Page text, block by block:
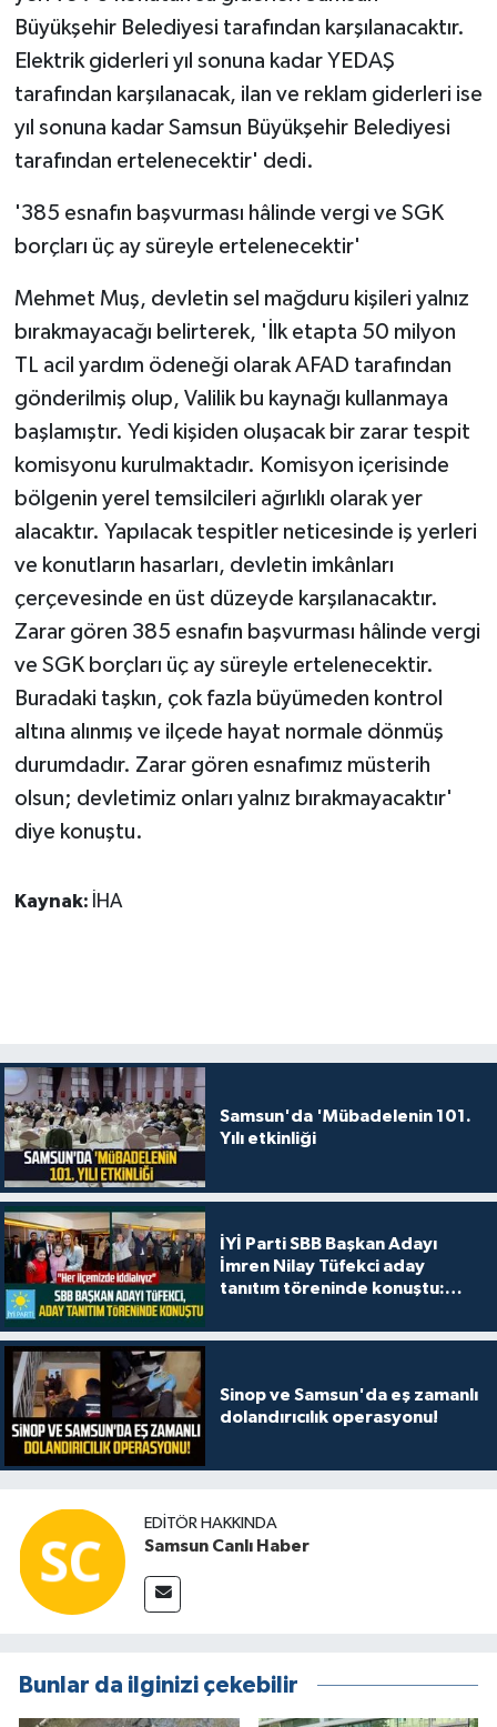
Büyükşehir Belediyesi tarafından karşılanacaktır.
Elektrik giderleri yıl sonuna kadar YEDAŞ
tarafından karşılanacak, ilan ve reklam giderleri ise
yıl sonuna kadar Samsun Büyükşehir Belediyesi
tarafından ertelenecektir' dedi.
'385 esnafın başvurması hâlinde vergi ve SGK
borçları üç ay süreyle ertelenecektir'
Mehmet Muş, devletin sel mağduru kişileri yalnız
bırakmayacağı belirterek, 'İlk etapta 50 milyon
TL acil yardım ödeneği olarak AFAD tarafından
gönderilmiş olup, Valilik bu kaynağı kullanmaya
başlamıştır. Yedi kişiden oluşacak bir zarar tespit
komisyonu kurulmaktadır. Komisyon içerisinde
bölgenin yerel temsilcileri ağırlıklı olarak yer
alacaktır. Yapılacak tespitler neticesinde iş yerleri
ve konutların hasarları, devletin imkânları
çerçevesinde en üst düzeyde karşılanacaktır.
Zarar gören 385 esnafın başvurması hâlinde vergi
ve SGK borçları üç ay süreyle ertelenecektir.
Buradaki taşkın, çok fazla büyümeden kontrol
altına alınmış ve ilçede hayat normale dönmüş
durumdadır. Zarar gören esnafımız müsterih
olsun; devletimiz onları yalnız bırakmayacaktır'
diye konuştu.
Kaynak: İHA
Samsun'da 'Mübadelenin 101.
Yılı etkinliği
İYİ Parti SBB Başkan Adayı
İmren Nilay Tüfekci aday
tanıtım töreninde konuştu:
Sinop ve Samsun'da eş zamanlı
dolandırıcılık operasyonu!
EDITÖR HAKKINDA
Samsun Canlı Haber
Bunlar da ilginizi çekebilir